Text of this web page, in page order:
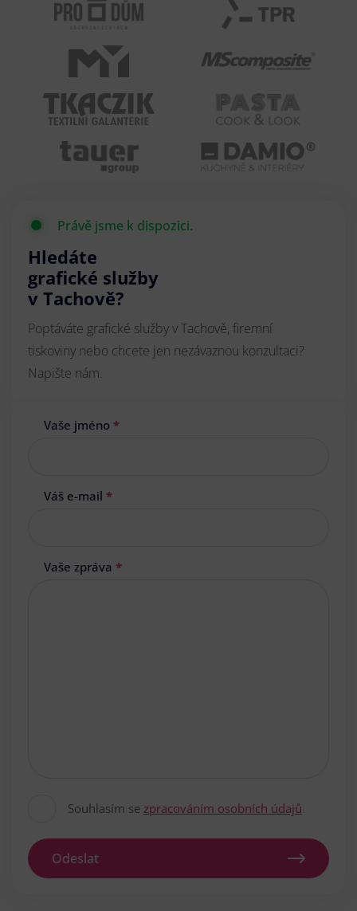
Právě jsme k dispozici.
Hledáte
grafické služby
v Tachově?
Poptáváte grafické služby v Tachově, firemní
tiskoviny nebo chcete jen nezávaznou konzultaci?
Napište nám.
Vaše jméno *
Váš e-mail *
Vaše zpráva *
Souhlasím se zpracováním osobních údajů
Odeslat